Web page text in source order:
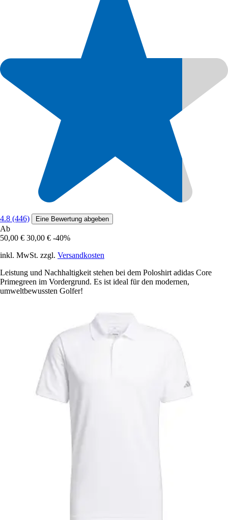
4.8 (446) Eine Bewertung abgeben
Ab
50,00 € 30,00 € -40%
inkl. MwSt. zzgl. Versandkosten
Leistung und Nachhaltigkeit stehen bei dem Poloshirt adidas Core
Primegreen im Vordergrund. Es ist ideal für den modernen,
umweltbewussten Golfer!